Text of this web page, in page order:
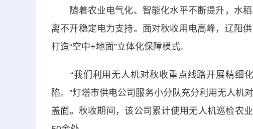
随着农业电气化、智能化水平不断提升，水稻
离不开稳定电力支持。面对秋收用电高峰，辽阳
打造“空中+地面”立体化保障模式。
“我们利用无人机对秋收重点线路开展精细
陷。”灯塔市供电公司服务小分队充分利用无人机
盖面。秋收期间，该公司累计使用无人机巡检农